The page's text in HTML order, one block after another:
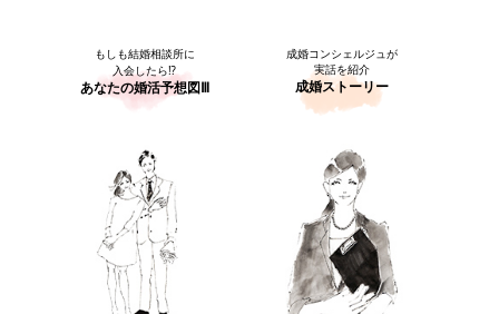
もしも結婚相談所に
入会したら⁉
あなたの婚活予想図Ⅲ
成婚コンシェルジュが
実話を紹介
成婚ストーリー